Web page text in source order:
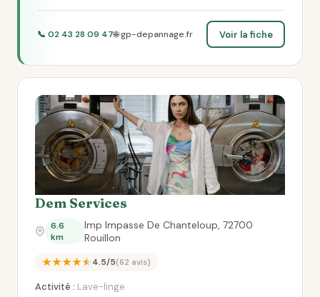
📞 02 43 28 09 47🌐 gp-depannage.fr Voir la fiche
Dem Services
6.6
km
Imp Impasse De Chanteloup, 72700
Rouillon
★★★★★4.5/5(62 avis)
Activité : Lave-linge